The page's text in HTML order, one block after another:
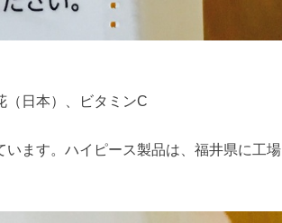
（日本）、ビタミンC
ます。ハイピース製品は、福井県に工場